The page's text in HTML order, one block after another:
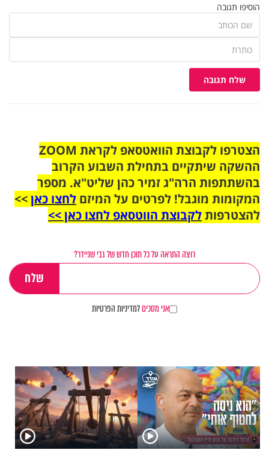
הוסיפו תגובה
שלח תגובה
הצטרפו לקבוצת הוואטסאפ לקראת ZOOM
ההשקה שיתקיים בתחילת השבוע הקרוב
בהשתתפות הרה"ג זמיר כהן שליט"א. מספר
המקומות מוגבל! לפרטים על המיזם לחצו כאן>>
להצטרפותלקבוצת הווטסאפ לחצו כאן >>
רוצה התראה על כל תוכן חדש של גבי שניידר?
אני מסכיםלמדיניות הפרטיות